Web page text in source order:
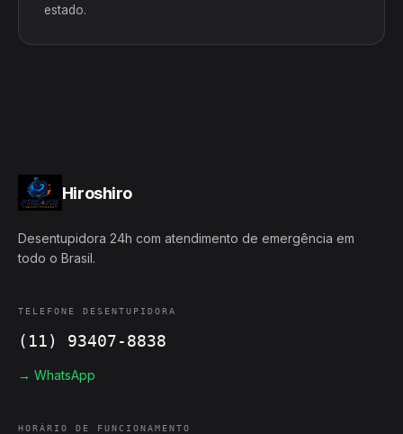
estado.
Hiroshiro
Desentupidora 24h com atendimento de emergência em
todo o Brasil.
TELEFONE DESENTUPIDORA
(11) 93407-8838
→ WhatsApp
HORÁRIO DE FUNCIONAMENTO